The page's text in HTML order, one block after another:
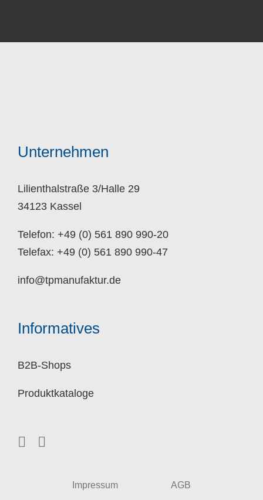
Unternehmen
Lilienthalstraße 3/Halle 29
34123 Kassel
Telefon: +49 (0) 561 890 990-20
Telefax: +49 (0) 561 890 990-47
info@tpmanufaktur.de
Informatives
B2B-Shops
Produktkataloge
Impressum
AGB